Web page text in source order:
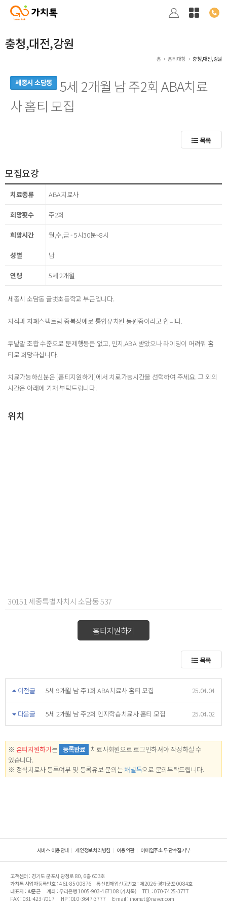
충청,대전,강원
홈 홈티매칭 충청,대전,강원
세종시 소담동
5세 2개월 남 주2회 ABA치료
사 홈티 모집
목록
모집요강
치료종류 ABA치료사
희망횟수 주2회
희망시간 월,수,금 - 5시30분~8시
성별 남
연령 5세 2개월
세종시 소담동 글벗초등학교 부근입니다.
지적과 자폐스펙트럼 중복장애로 통합유치원 등원중이라고 합니다.
두낱말 조합 수준으로 문제행동은 없고, 인지,ABA 받았으나 라이딩이 어려워 홈
티로 희망하십니다.
치료가능하신분은 [홈티지원하기]에서 치료가능시간을 선택하여 주세요. 그 외의
시간은 아래에 기재 부탁드립니다.
위치
30151 세종특별자치시 소담동 537
홈티지원하기
목록
이전글 5세 9개월 남 주1회 ABA치료사 홈티 모집 25.04.04
다음글 5세 2개월 남 주2회 인지학습치료사 홈티 모집 25.04.02
※ 홈티지원하기는 등록완료 치료사회원으로 로그인하셔야 작성하실 수
있습니다.
※ 정식치료사 등록여부 및 등록유보 문의는 채널톡으로 문의부탁드립니다.
서비스 이용안내 개인정보처리방침 이용약관 이메일주소 무단수집거부
고객센터 : 경기도 군포시 광정로 80, 6층 603호
가치톡 사업자등록번호 : 461-85-00876
통신판매업신고번호 : 제2026-경기군포-0084호
대표자 : 박준근
계좌 : 우리은행 1005-903-467108 (가치톡)
TEL : 070-7425-3777
FAX : 031-423-7017
HP : 010-3647-3777 E-mail : ihomet@naver.com